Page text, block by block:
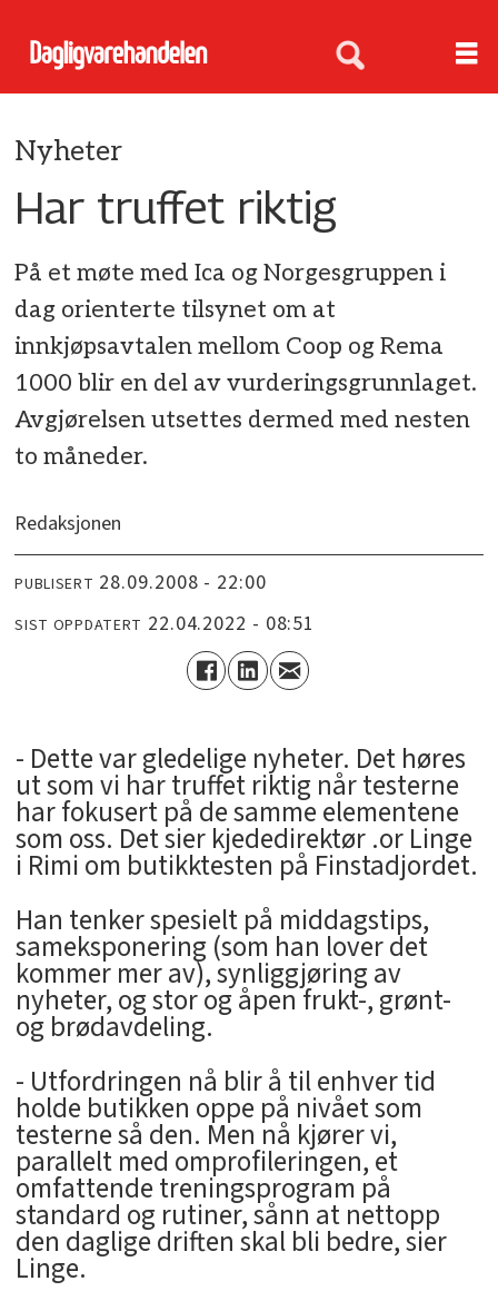
Nyheter
Har truffet riktig
På et møte med Ica og Norgesgruppen i
dag orienterte tilsynet om at
innkjøpsavtalen mellom Coop og Rema
1000 blir en del av vurderingsgrunnlaget.
Avgjørelsen utsettes dermed med nesten
to måneder.
Redaksjonen
PUBLISERT 28.09.2008 - 22:00
SIST OPPDATERT 22.04.2022 - 08:51
- Dette var gledelige nyheter. Det høres
ut som vi har truffet riktig når testerne
har fokusert på de samme elementene
som oss. Det sier kjededirektør .or Linge
i Rimi om butikktesten på Finstadjordet.
Han tenker spesielt på middagstips,
sameksponering (som han lover det
kommer mer av), synliggjøring av
nyheter, og stor og åpen frukt-, grønt-
og brødavdeling.
- Utfordringen nå blir å til enhver tid
holde butikken oppe på nivået som
testerne så den. Men nå kjører vi,
parallelt med omprofileringen, et
omfattende treningsprogram på
standard og rutiner, sånn at nettopp
den daglige driften skal bli bedre, sier
Linge.